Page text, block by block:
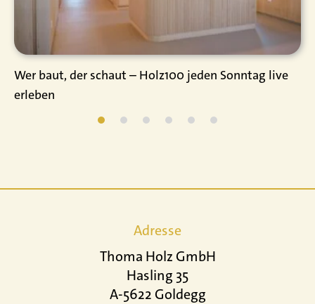
Wer baut, der schaut – Holz100 jeden Sonntag live
erleben
Adresse
Thoma Holz GmbH
Hasling 35
A-5622 Goldegg